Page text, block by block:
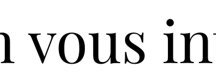
vous